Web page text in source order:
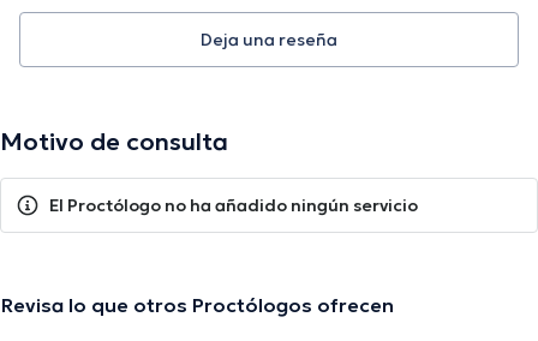
Deja una reseña
Motivo de consulta
El Proctólogo no ha añadido ningún servicio
Revisa lo que otros Proctólogos ofrecen